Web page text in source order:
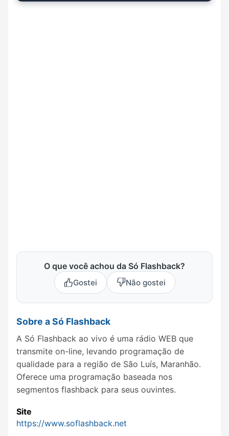
O que você achou da Só Flashback?
Gostei Não gostei
Sobre a Só Flashback
A Só Flashback ao vivo é uma rádio WEB que
transmite on-line, levando programação de
qualidade para a região de São Luís, Maranhão.
Oferece uma programação baseada nos
segmentos flashback para seus ouvintes.
Site
https://www.soflashback.net